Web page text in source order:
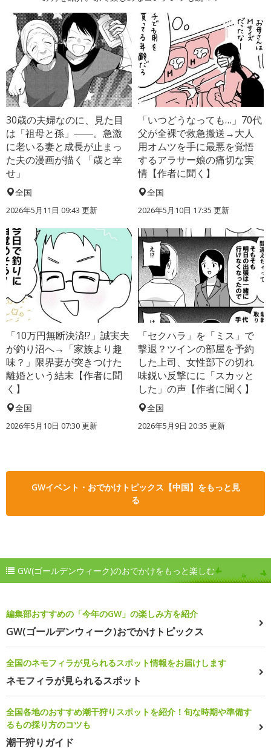
30歳の夫婦なのに、見た目
は「祖母と孫」――。急激
に老いる妻と成長が止まっ
た夫の漫画が描く「歳と幸
せ」
全国
2026年5月11日 09:43 更新
「いつどうなっても…」70代
父が全裸で救急搬送→大人
用オムツを手に最悪を覚悟
するアラサー娘の痛切な実
情【作者に聞く】
全国
2026年5月10日 17:35 更新
「10万円無断決済!?」誠実夫
が釣り沼へ→「家族より趣
味？」限界妻が突きつけた
離婚という結末【作者に聞
く】
全国
2026年5月10日 07:30 更新
「セクハラ」を「ミス」で
撃退？ツインの部屋を予約
した上司、女性部下の切れ
味鋭い反撃にに「スカッと
した」の声【作者に聞く】
全国
2026年5月9日 20:35 更新
GWイベント・おでかけトピックス【中国】をもっと見
る
GW(ゴールデンウィーク)のおでかけをもっと楽しむ
編集部おすすめの「今年のGW」の楽しみ方を紹介
GW(ゴールデンウィーク)おでかけトピックス
全国のネモフィラが見られるスポット情報をお届けします
ネモフィラが見られるスポット
全国各地のおすすめ潮干狩りスポットを紹介！旬な時期や準備す
るもの採り方のコツも
潮干狩りガイド